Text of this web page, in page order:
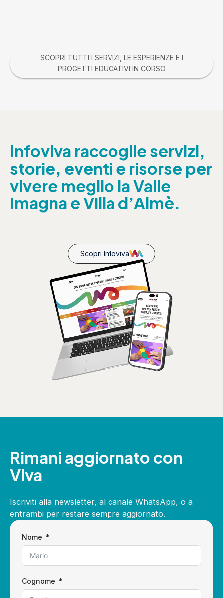
SCOPRI TUTTI I SERVIZI, LE ESPERIENZE E I
PROGETTI EDUCATIVI IN CORSO
Infoviva raccoglie servizi,
storie, eventi e risorse per
vivere meglio la Valle
Imagna e Villa d’Almè.
Scopri Infoviva
Rimani aggiornato con
Viva
Iscriviti alla newsletter, al canale WhatsApp, o a
entrambi per restare sempre aggiornato.
Nome
Cognome